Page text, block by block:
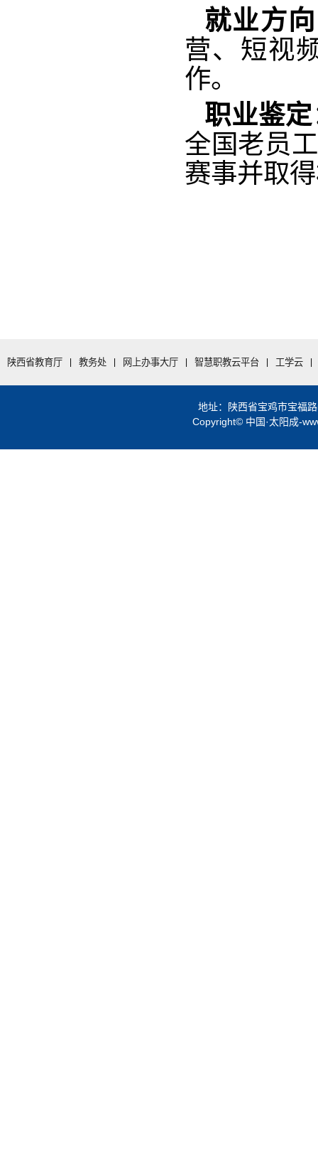
就业方向
营、短视
作。
职业鉴定
全国老员
赛事并取
陕西省教育厅 教务处 网上办事大厅 智慧职教云平台 工学云
地址：陕西省宝鸡市宝福
Copyright© 中国·太阳成-